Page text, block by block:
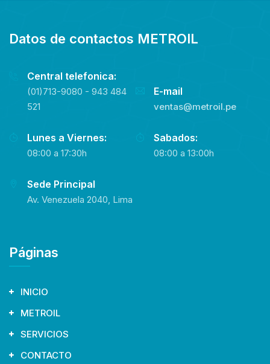
Datos de contactos METROIL
Central telefonica:
(01)713-9080 - 943 484
521
E-mail
ventas@metroil.pe
Lunes a Viernes:
08:00 a 17:30h
Sabados:
08:00 a 13:00h
Sede Principal
Av. Venezuela 2040, Lima
Páginas
INICIO
METROIL
SERVICIOS
CONTACTO